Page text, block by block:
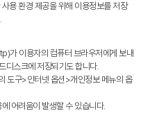
용 환경 제공을 위해 이용정보를 저장
가 이용자의 컴퓨터 브라우저에게 보내
디스크에 저장되기도 합니다.
도구>인터넷 옵션>개인정보 메뉴의 옵
어려움이 발생할 수 있습니다.